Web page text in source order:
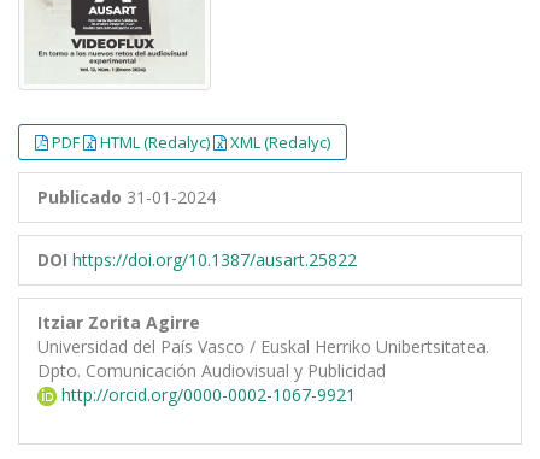
PDF HTML (Redalyc) XML (Redalyc)
Publicado 31-01-2024
DOI https://doi.org/10.1387/ausart.25822
Itziar Zorita Agirre
Universidad del País Vasco / Euskal Herriko Unibertsitatea.
Dpto. Comunicación Audiovisual y Publicidad
http://orcid.org/0000-0002-1067-9921